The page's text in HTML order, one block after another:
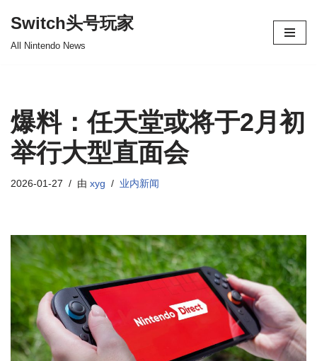
Switch头号玩家
All Nintendo News
爆料：任天堂或将于2月初
举行大型直面会
2026-01-27 由 xyg 业内新闻